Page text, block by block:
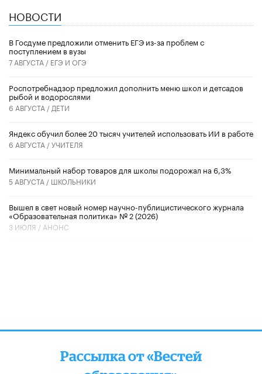
НОВОСТИ
В Госдуме предложили отменить ЕГЭ из-за проблем с
поступлением в вузы
7 АВГУСТА / ЕГЭ И ОГЭ
Роспотребнадзор предложил дополнить меню школ и детсадов
рыбой и водорослями
6 АВГУСТА / ДЕТИ
​Яндекс обучил более 20 тысяч учителей использовать ИИ в работе
6 АВГУСТА /УЧИТЕЛЯ
Минимальный набор товаров для школы подорожал на 6,3%
5 АВГУСТА / ШКОЛЬНИКИ
Вышел в свет новый номер научно-публицистического журнала
«Образовательная политика» № 2 (2026)
3 ИЮЛЯ / АНОНС
Рассылка от «Вестей